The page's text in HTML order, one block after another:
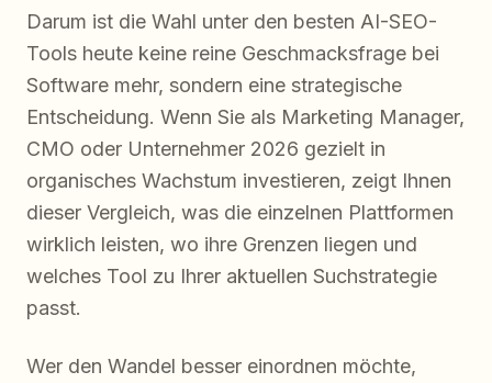
Darum ist die Wahl unter den besten AI-SEO-
Tools heute keine reine Geschmacksfrage bei
Software mehr, sondern eine strategische
Entscheidung. Wenn Sie als Marketing Manager,
CMO oder Unternehmer 2026 gezielt in
organisches Wachstum investieren, zeigt Ihnen
dieser Vergleich, was die einzelnen Plattformen
wirklich leisten, wo ihre Grenzen liegen und
welches Tool zu Ihrer aktuellen Suchstrategie
passt.
Wer den Wandel besser einordnen möchte,